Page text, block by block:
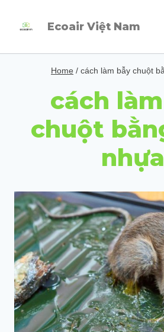
Ecoair Việt Nam
Home / cách làm bẫy chuột
cách
chuột
nhựa